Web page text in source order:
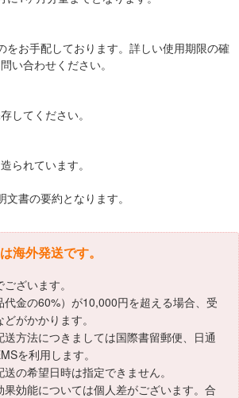
をお手配しております。詳しい使用期限の確
い合わせください。
してください。
られています。
書の要約となります。
海外発送です。
ざいます。
代金の60%）が10,000円を超える場合、受
がかかります。
送方法につきましては国際書留郵便、日通
を利用します。
の希望日時は指定できません。
果効能については個人差がございます。合